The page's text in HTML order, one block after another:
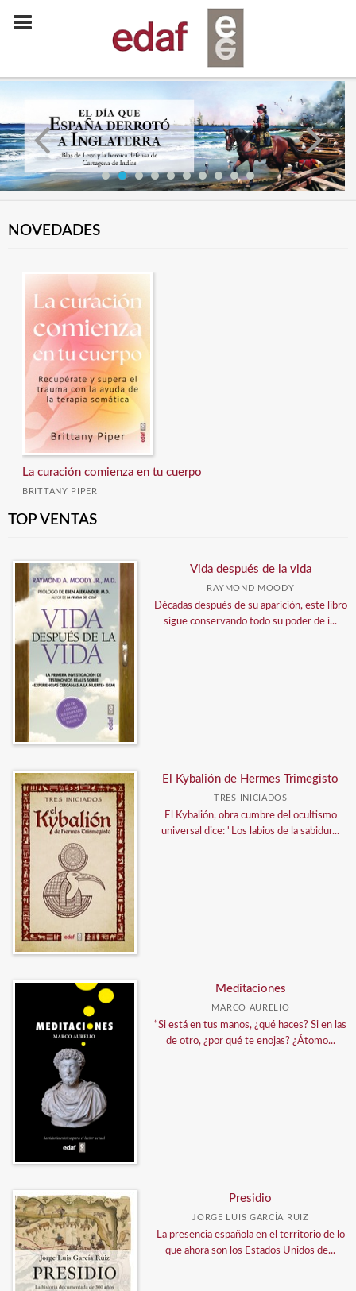
NOVEDADES
La curación comienza en tu cuerpo
BRITTANY PIPER
TOP VENTAS
Vida después de la vida
RAYMOND MOODY
Décadas después de su aparición, este libro
sigue conservando todo su poder de i...
El Kybalión de Hermes Trimegisto
TRES INICIADOS
El Kybalión, obra cumbre del ocultismo
universal dice: "Los labios de la sabidur...
Meditaciones
MARCO AURELIO
“Si está en tus manos, ¿qué haces? Si en las
de otro, ¿por qué te enojas? ¿Átomo...
Presidio
JORGE LUIS GARCÍA RUIZ
La presencia española en el territorio de lo
que ahora son los Estados Unidos de...